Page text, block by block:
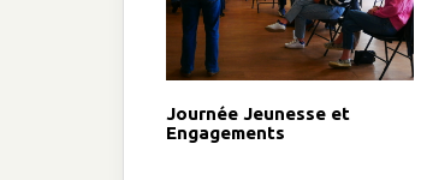
Journée Jeunesse et
Engagements